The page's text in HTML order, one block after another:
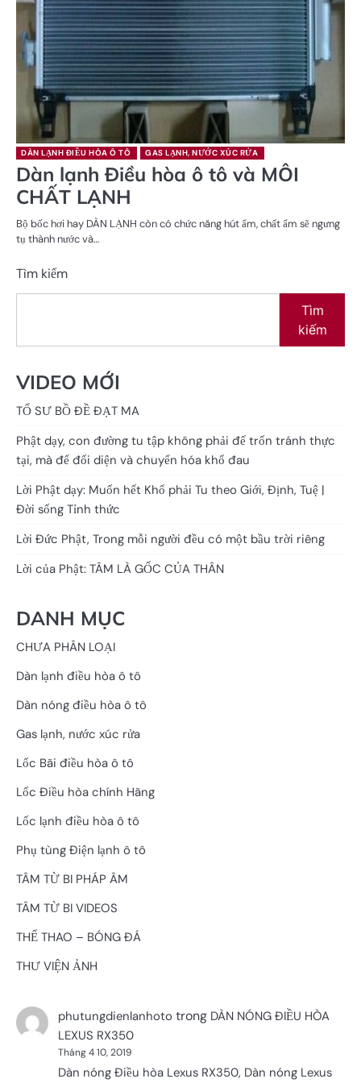
DÀN LẠNH ĐIỀU HÒA Ô TÔ GAS LẠNH, NƯỚC XÚC RỬA
Dàn lạnh Điều hòa ô tô và MÔI
CHẤT LẠNH
Bộ bốc hơi hay DÀN LẠNH còn có chức năng hút ẩm, chất ẩm sẽ ngưng
tụ thành nước và…
Tìm kiếm
Tìm
kiếm
VIDEO MỚI
TỔ SƯ BỒ ĐỀ ĐẠT MA
Phật dạy, con đường tu tập không phải để trốn tránh thực
tại, mà để đối diện và chuyển hóa khổ đau
Lời Phật dạy: Muốn hết Khổ phải Tu theo Giới, Định, Tuệ |
Đời sống Tỉnh thức
Lời Đức Phật, Trong mỗi người đều có một bầu trời riêng
Lời của Phật: TÂM LÀ GỐC CỦA THÂN
DANH MỤC
CHƯA PHÂN LOẠI
Dàn lạnh điều hòa ô tô
Dàn nóng điều hòa ô tô
Gas lạnh, nước xúc rửa
Lốc Bãi điều hòa ô tô
Lốc Điều hòa chính Hãng
Lốc lạnh điều hòa ô tô
Phụ tùng Điện lạnh ô tô
TÂM TỪ BI PHÁP ÂM
TÂM TỪ BI VIDEOS
THỂ THAO – BÓNG ĐÁ
THƯ VIỆN ẢNH
phutungdienlanhoto trong DÀN NÓNG ĐIỀU HÒA
LEXUS RX350
Tháng 4 10, 2019
Dàn nóng Điều hòa Lexus RX350, Dàn nóng Lexus